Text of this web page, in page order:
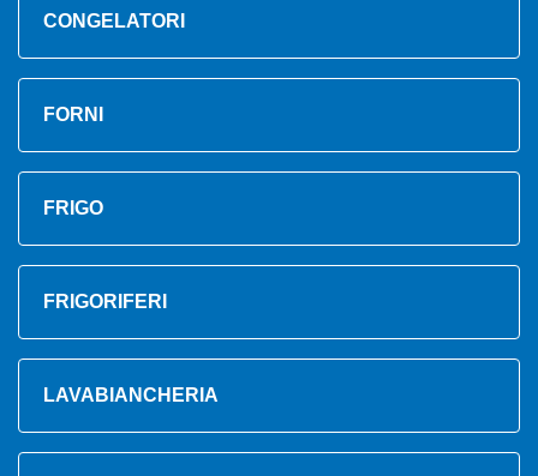
CONGELATORI
FORNI
FRIGO
FRIGORIFERI
LAVABIANCHERIA